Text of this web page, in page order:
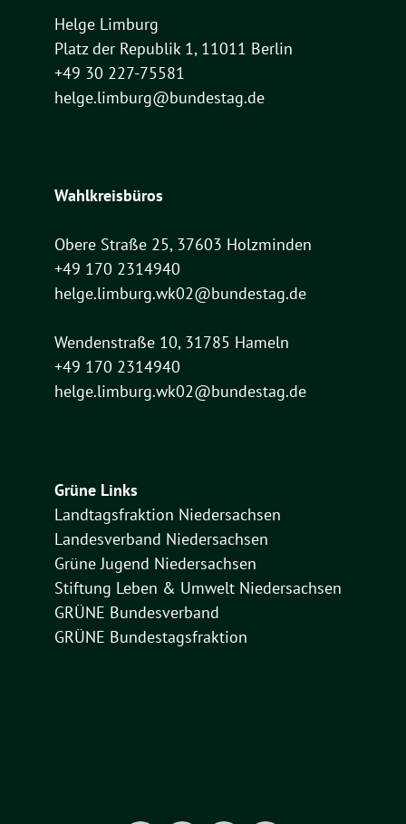
Helge Limburg
Platz der Republik 1, 11011 Berlin
+49 30 227-75581
helge.limburg@bundestag.de
Wahlkreisbüros
Obere Straße 25, 37603 Holzminden
+49 170 2314940
helge.limburg.wk02@bundestag.de
Wendenstraße 10, 31785 Hameln
+49 170 2314940
helge.limburg.wk02@bundestag.de
Grüne Links
Landtagsfraktion Niedersachsen
Landesverband Niedersachsen
Grüne Jugend Niedersachsen
Stiftung Leben & Umwelt Niedersachsen
GRÜNE Bundesverband
GRÜNE Bundestagsfraktion